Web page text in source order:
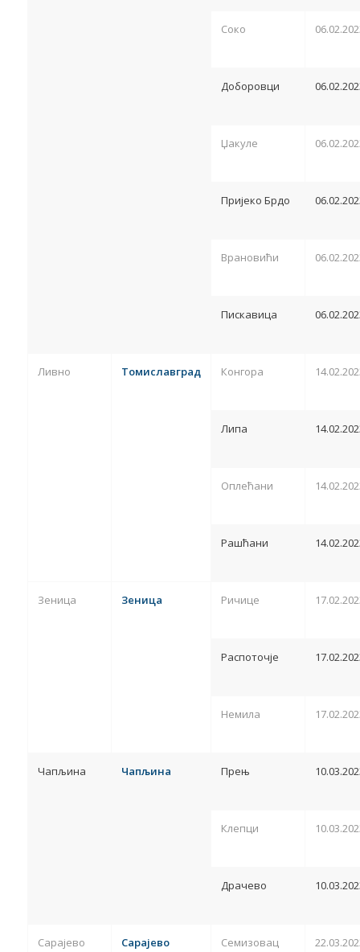
Соко
Доборовци
Џакуле
Пријеко Брдо
Врановићи
Пискавица
Ливно Томиславград Конгора
Липа
Оплећани
Рашћани
Зеница Зеница Ричице
Распоточје
Немила
Чапљина Чапљина Прењ
Клепци
Драчево
Сарајево Сарајево Семизовац